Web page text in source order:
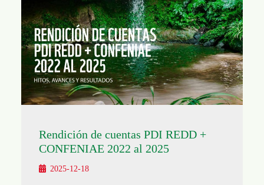
Rendición de cuentas PDI REDD +
CONFENIAE 2022 al 2025
2025-12-18